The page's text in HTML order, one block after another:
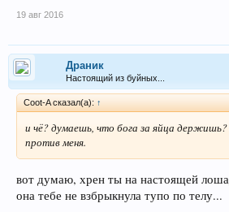
19 авг 2016
Драник
Настоящий из буйных...
Coot-A сказал(а): ↑
и чё? думаешь, что бога за яйца
против меня.
вот думаю, хрен ты на настоящей
она тебе не взбрыкнула тупо по телу...